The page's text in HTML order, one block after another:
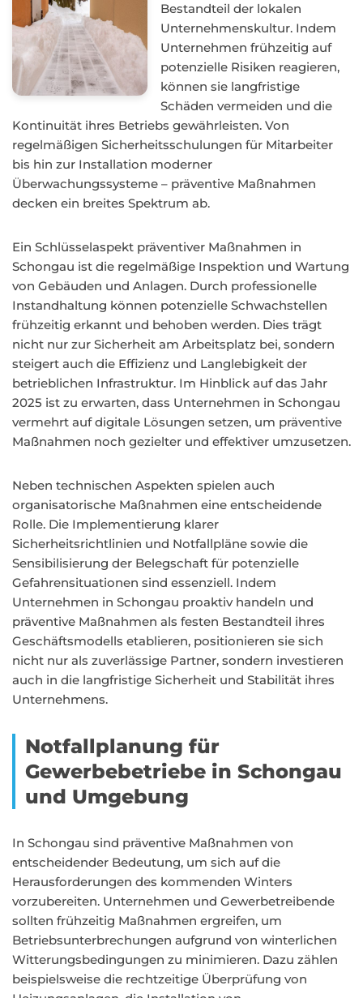
Bestandteil der lokalen
Unternehmenskultur. Indem
Unternehmen frühzeitig auf
potenzielle Risiken reagieren,
können sie langfristige
Schäden vermeiden und die
Kontinuität ihres Betriebs gewährleisten. Von
regelmäßigen Sicherheitsschulungen für Mitarbeiter
bis hin zur Installation moderner
Überwachungssysteme – präventive Maßnahmen
decken ein breites Spektrum ab.
Ein Schlüsselaspekt präventiver Maßnahmen in
Schongau ist die regelmäßige Inspektion und Wartung
von Gebäuden und Anlagen. Durch professionelle
Instandhaltung können potenzielle Schwachstellen
frühzeitig erkannt und behoben werden. Dies trägt
nicht nur zur Sicherheit am Arbeitsplatz bei, sondern
steigert auch die Effizienz und Langlebigkeit der
betrieblichen Infrastruktur. Im Hinblick auf das Jahr
2025 ist zu erwarten, dass Unternehmen in Schongau
vermehrt auf digitale Lösungen setzen, um präventive
Maßnahmen noch gezielter und effektiver umzusetzen.
Neben technischen Aspekten spielen auch
organisatorische Maßnahmen eine entscheidende
Rolle. Die Implementierung klarer
Sicherheitsrichtlinien und Notfallpläne sowie die
Sensibilisierung der Belegschaft für potenzielle
Gefahrensituationen sind essenziell. Indem
Unternehmen in Schongau proaktiv handeln und
präventive Maßnahmen als festen Bestandteil ihres
Geschäftsmodells etablieren, positionieren sie sich
nicht nur als zuverlässige Partner, sondern investieren
auch in die langfristige Sicherheit und Stabilität ihres
Unternehmens.
Notfallplanung für
Gewerbebetriebe in Schongau
und Umgebung
In Schongau sind präventive Maßnahmen von
entscheidender Bedeutung, um sich auf die
Herausforderungen des kommenden Winters
vorzubereiten. Unternehmen und Gewerbetreibende
sollten frühzeitig Maßnahmen ergreifen, um
Betriebsunterbrechungen aufgrund von winterlichen
Witterungsbedingungen zu minimieren. Dazu zählen
beispielsweise die rechtzeitige Überprüfung von